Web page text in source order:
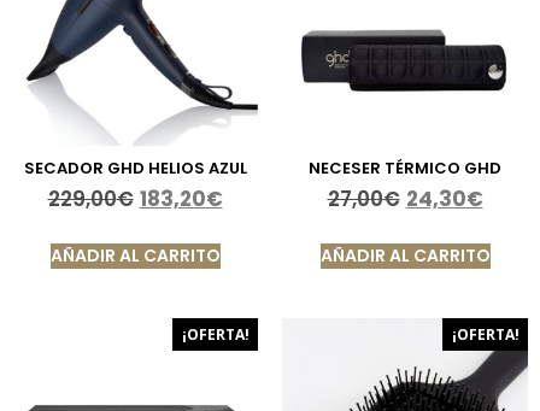
SECADOR GHD HELIOS AZUL
229,00€ 183,20€
AÑADIR AL CARRITO
NECESER TÉRMICO GHD
27,00€ 24,30€
AÑADIR AL CARRITO
¡OFERTA! ¡OFERTA!